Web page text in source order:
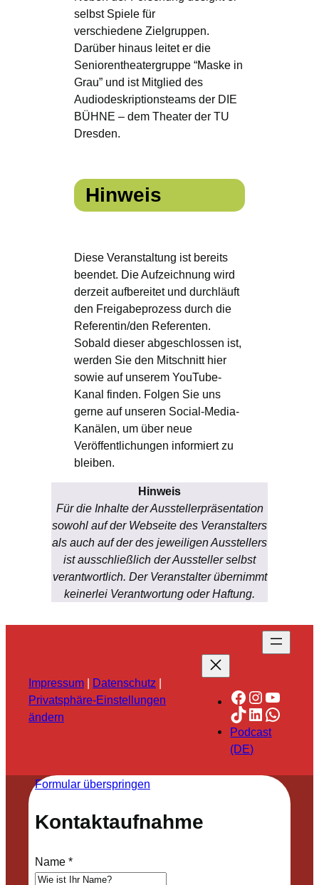
selbst Spiele für
verschiedene Zielgruppen.
Darüber hinaus leitet er die
Seniorentheatergruppe “Maske in
Grau” und ist Mitglied des
Audiodeskriptionsteams der DIE
BÜHNE – dem Theater der TU
Dresden.
Hinweis
Diese Veranstaltung ist bereits
beendet. Die Aufzeichnung wird
derzeit aufbereitet und durchläuft
den Freigabeprozess durch die
Referentin/den Referenten.
Sobald dieser abgeschlossen ist,
werden Sie den Mitschnitt hier
sowie auf unserem YouTube-
Kanal finden. Folgen Sie uns
gerne auf unseren Social-Media-
Kanälen, um über neue
Veröffentlichungen informiert zu
bleiben.
Hinweis
Für die Inhalte der Ausstellerpräsentation
sowohl auf der Webseite des Veranstalters
als auch auf der des jeweiligen Ausstellers
ist ausschließlich der Aussteller selbst
verantwortlich. Der Veranstalter übernimmt
keinerlei Verantwortung oder Haftung.
Impressum Datenschutz
Privatsphäre-Einstellungen
ändern
Facebook
TikTok
LinkedIn
Podcast
(DE)
Formular überspringen
Kontaktaufnahme
Name*